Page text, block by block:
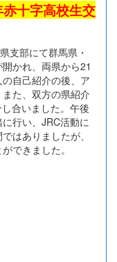
十字高校生交
支部にて群馬県・
かれ、両県から21
自己紹介の後、ア
た、双方の県紹介
合いました。午後
行い、JRC活動に
はありましたが、
できました。